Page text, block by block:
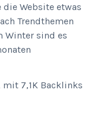
die Website etwas
Trendthemen
Winter sind es
7,1K Backlinks